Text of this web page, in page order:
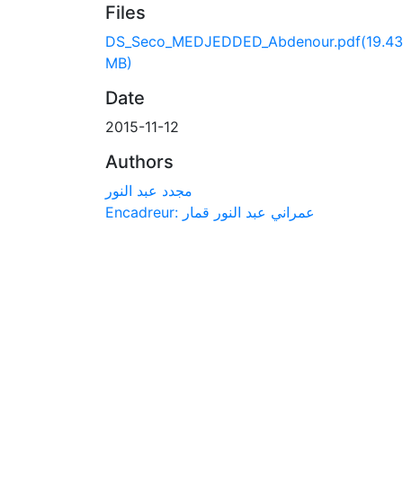
Files
DS_Seco_MEDJEDDED_Abdenour.pdf(19.43
MB)
Date
2015-11-12
Authors
مجدد عبد النور
Encadreur: عمراني عبد النور قمار